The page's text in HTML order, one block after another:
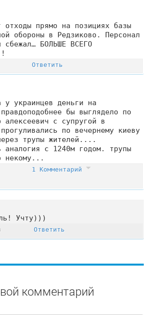
отходы прямо на позициях базы
обороны в Редзиково. Персонал
сбежал… БОЛЬШЕ ВСЕГО
Ответить
у украинцев деньги на
бы выглядело по
алексеевич с супругой в
по вечернему киеву
трупы жителей....
аналогия с 1240м годом. трупы
некому...
1 Комментарий
Учту)))
Ответить
комментарий